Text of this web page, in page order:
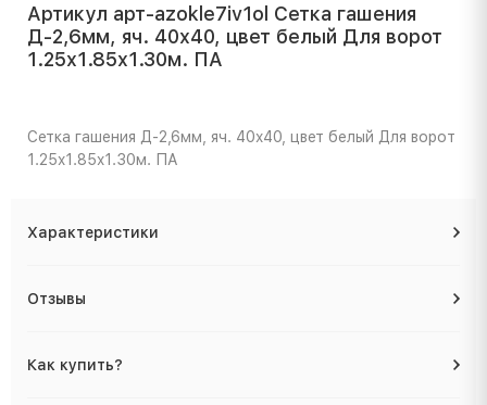
Артикул арт-azokle7iv1ol Сетка гашения
Д-2,6мм, яч. 40x40, цвет белый Для ворот
1.25x1.85x1.30м. ПА
Сетка гашения Д-2,6мм, яч. 40x40, цвет белый Для ворот
1.25x1.85x1.30м. ПА
Характеристики
Отзывы
Как купить?